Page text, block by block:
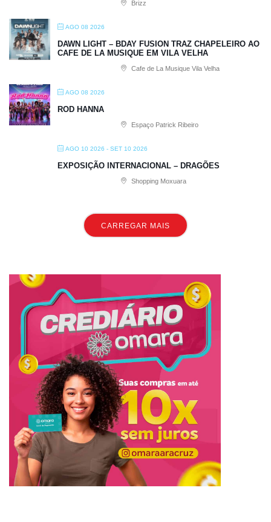
Brizz
AGO 08 2026
DAWN LIGHT – BDAY FUSION TRAZ CHAPELEIRO AO
CAFE DE LA MUSIQUE EM VILA VELHA
Cafe de La Musique Vila Velha
AGO 08 2026
ROD HANNA
Espaço Patrick Ribeiro
AGO 10 2026 - SET 10 2026
EXPOSIÇÃO INTERNACIONAL – DRAGÕES
Shopping Moxuara
CARREGAR MAIS